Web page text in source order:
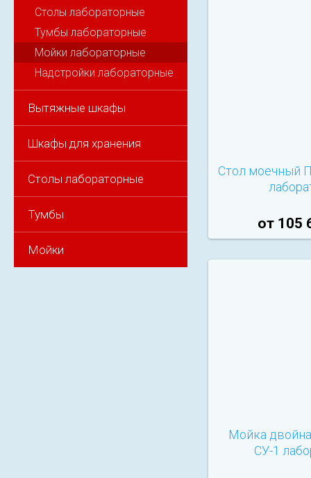
Столы лабораторные
Тумбы лабораторные
Мойки лабораторные
Надстройки лабораторные
Вытяжные шкафы
Шкафы для хранения
Столы лабораторные
Тумбы
Мойки
Стол моечный
от 105
Мойка
СУ-1